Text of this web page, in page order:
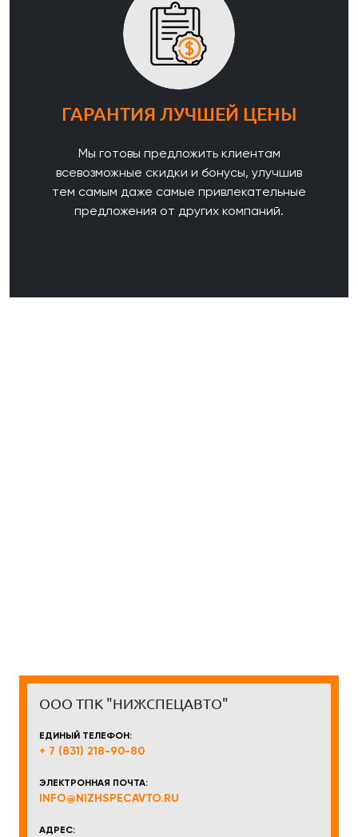
ГАРАНТИЯ ЛУЧШЕЙ ЦЕНЫ
Мы готовы предложить клиентам
всевозможные скидки и бонусы, улучшив
тем самым даже самые привлекательные
предложения от других компаний.
ООО ТПК "НИЖСПЕЦАВТО"
ЕДИНЫЙ ТЕЛЕФОН:
+ 7 (831) 218-90-80
ЭЛЕКТРОННАЯ ПОЧТА:
INFO@NIZHSPECAVTO.RU
АДРЕС: